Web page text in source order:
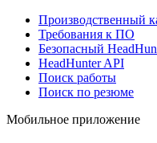
Производственный
Требования к ПО
Безопасный
HeadHunter API
Поиск работы
Поиск по резюме
Мобильное приложение